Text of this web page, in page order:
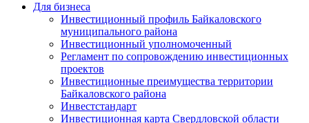
Для бизнеса
Инвестиционный профиль Байкаловского
муниципального района
Инвестиционный уполномоченный
Регламент по сопровождению инвестиционных
проектов
Инвестиционные преимущества территории
Байкаловского района
Инвестстандарт
Инвестиционная карта Свердловской области